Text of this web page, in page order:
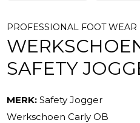
PROFESSIONAL FOOT WEAR
SAFETY
MERK: Safety Jogger
Werkschoen Carly OB